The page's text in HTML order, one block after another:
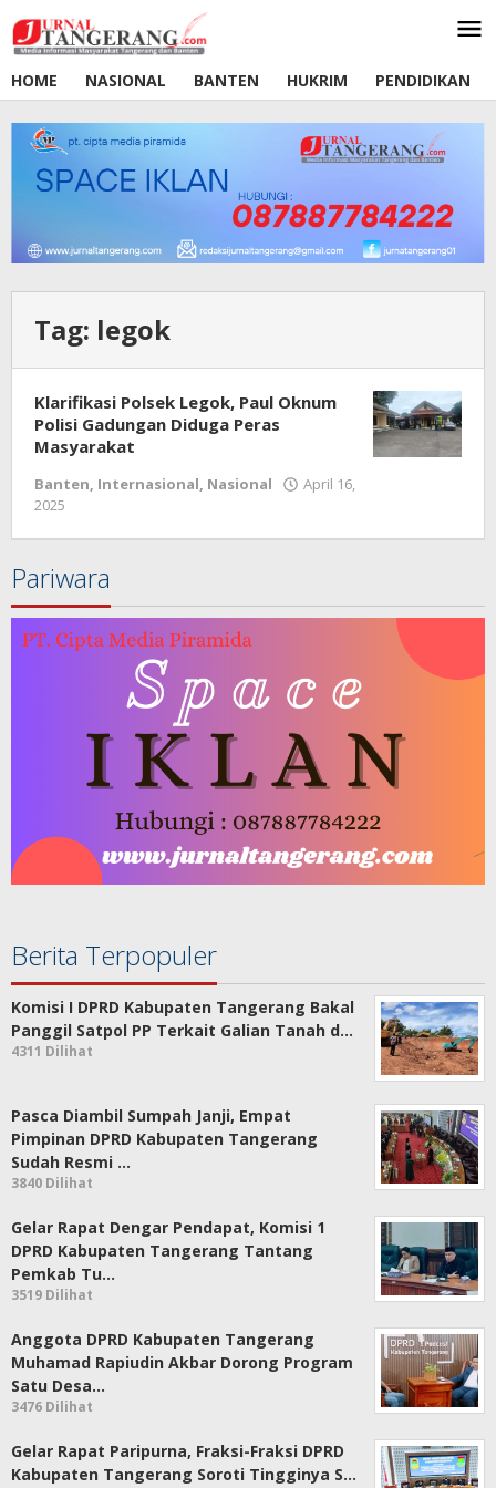
ke
konten
HOME
NASIONAL BANTEN HUKRIM PENDIDIKAN
Tag: legok
Klarifikasi Polsek Legok, Paul Oknum
Polisi Gadungan Diduga Peras
Masyarakat
Banten, Internasional, Nasional
April 16,
2025
Pariwara
Berita Terpopuler
Komisi I DPRD Kabupaten Tangerang Bakal
Panggil Satpol PP Terkait Galian Tanah d…
4311 Dilihat
Pasca Diambil Sumpah Janji, Empat
Pimpinan DPRD Kabupaten Tangerang
Sudah Resmi …
3840 Dilihat
Gelar Rapat Dengar Pendapat, Komisi 1
DPRD Kabupaten Tangerang Tantang
Pemkab Tu…
3519 Dilihat
Anggota DPRD Kabupaten Tangerang
Muhamad Rapiudin Akbar Dorong Program
Satu Desa…
3476 Dilihat
Gelar Rapat Paripurna, Fraksi-Fraksi DPRD
Kabupaten Tangerang Soroti Tingginya S…